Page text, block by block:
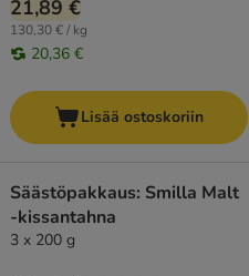
21,89 €
130,30 € / kg
20,36 €
Lisää ostoskoriin
Säästöpakkaus: Smilla Malt
-kissantahna
3 x 200 g